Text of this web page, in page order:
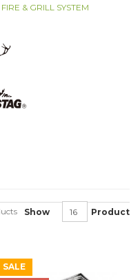
FIRE & GRILL SYSTEM
Show Product
SALE